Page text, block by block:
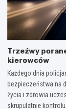
Trzeźwy
kierowców
Każdego dnia
bezpieczeństwa na
życia i zdrowia
skrupulatnie